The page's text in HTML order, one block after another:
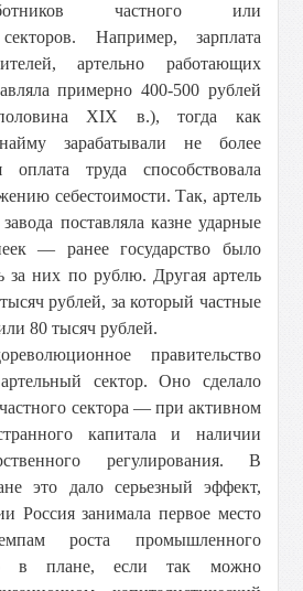
частного или
секторов. Например, зарплата
артельно работающих
примерно 400-500 рублей
XIX в.), тогда как
зарабатывали не более
труда способствовала
себестоимости. Так, артель
поставляла казне ударные
— ранее государство было
за них по рублю. Другая артель
рублей, за который частные
80 тысяч рублей.
правительство
сектор. Оно сделало
сектора — при активном
капитала и наличии
регулирования. В
это дало серьезный эффект,
Россия занимала первое место
роста промышленного
в плане, если так можно